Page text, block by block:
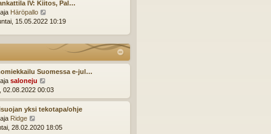
e
t
i
n
i
e
t
i
u
v
i
t
i
IV: Kiitos, Pal…
Häröpallo
ä
ä
u
s
n
v
i
s
15.05.2022 10:19
Suomessa e-jul…
saloneju
ä
y
t
u
02.08.2022 00:03
yksi tekotapa/ohje
Ridge
ä
28.02.2020 18:05